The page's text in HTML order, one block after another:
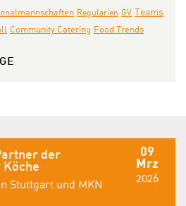
Regularien GV Teams
Community Catering Food Trends
09
Mrz
2026
der
Köche
Stuttgart und MKN